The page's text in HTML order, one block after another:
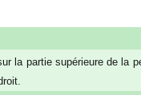
la partie supérieure de la